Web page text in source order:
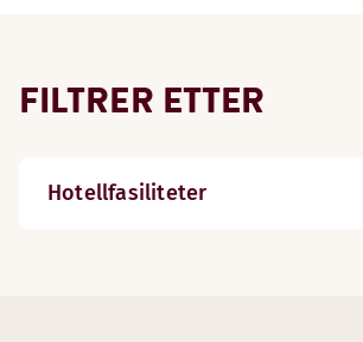
FILTRER ETTER
Hotellfasiliteter